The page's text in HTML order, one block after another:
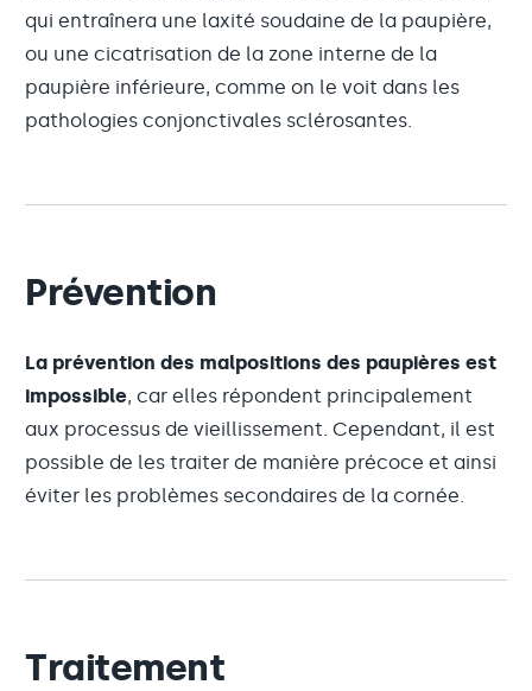
qui entraînera une laxité soudaine de la paupière,
ou une cicatrisation de la zone interne de la
paupière inférieure, comme on le voit dans les
pathologies conjonctivales sclérosantes.
Prévention
La prévention des malpositions des paupières est
impossible, car elles répondent principalement
aux processus de vieillissement. Cependant, il est
possible de les traiter de manière précoce et ainsi
éviter les problèmes secondaires de la cornée.
Traitement